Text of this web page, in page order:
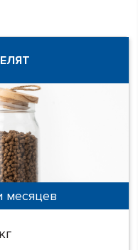
месяцев